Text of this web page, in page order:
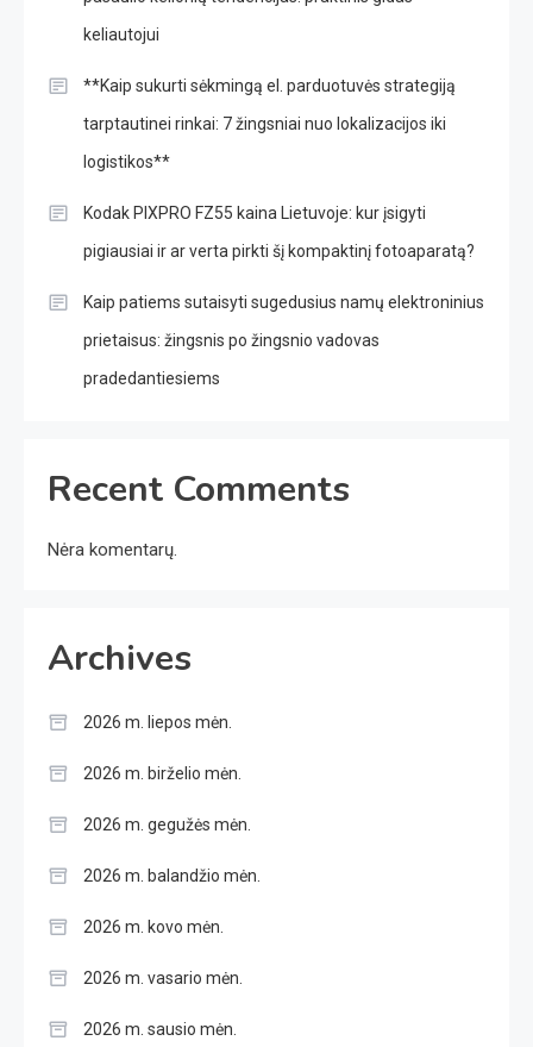
keliautojui
**Kaip sukurti sėkmingą el. parduotuvės strategiją
tarptautinei rinkai: 7 žingsniai nuo lokalizacijos iki
logistikos**
Kodak PIXPRO FZ55 kaina Lietuvoje: kur įsigyti
pigiausiai ir ar verta pirkti šį kompaktinį fotoaparatą?
Kaip patiems sutaisyti sugedusius namų elektroninius
prietaisus: žingsnis po žingsnio vadovas
pradedantiesiems
Recent Comments
Nėra komentarų.
Archives
2026 m. liepos mėn.
2026 m. birželio mėn.
2026 m. gegužės mėn.
2026 m. balandžio mėn.
2026 m. kovo mėn.
2026 m. vasario mėn.
2026 m. sausio mėn.